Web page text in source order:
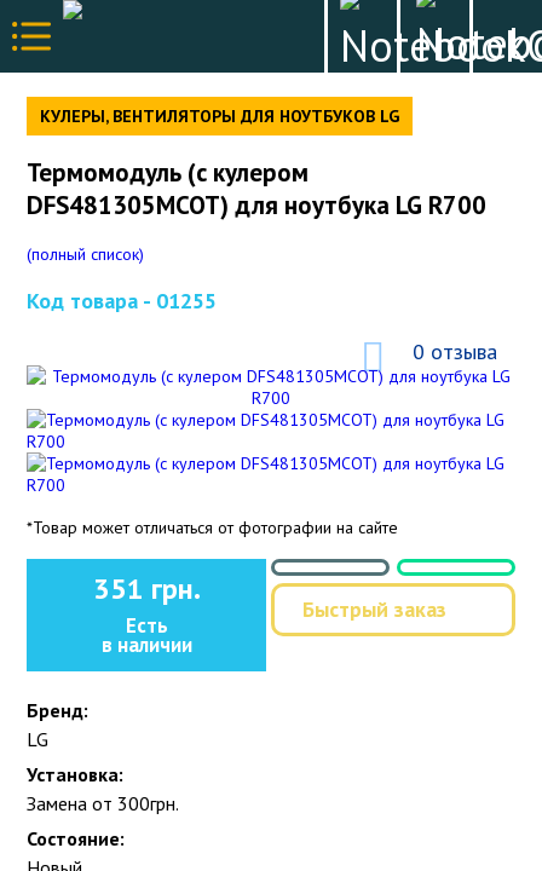
КУЛЕРЫ, ВЕНТИЛЯТОРЫ ДЛЯ НОУТБУКОВ LG
Термомодуль (с кулером
DFS481305MCOT) для ноутбука LG R700
(полный список)
Код товара - 01255
0 отзыва
*Товар может отличаться от фотографии на сайте
351 грн.
Есть
в наличии
Быстрый заказ
Бренд:
LG
Установка:
Замена от 300грн.
Состояние: